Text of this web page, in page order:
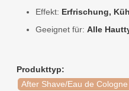
Effekt: Erfrischung,
Geeignet für: Alle
Produkttyp:
After Shave/Eau de Cologne